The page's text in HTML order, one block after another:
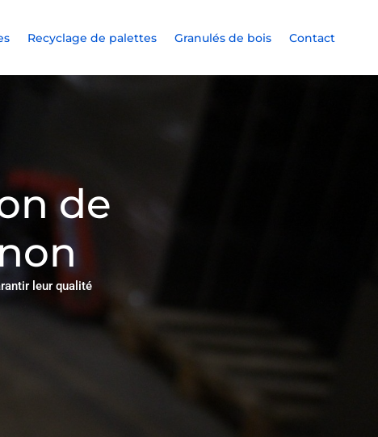
Recyclage de palettes Granulés de bois Contact
de
leur qualité